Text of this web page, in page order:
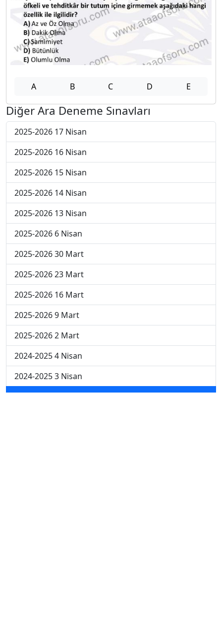
A B C D E
Diğer Ara Deneme Sınavları
2025-2026 17 Nisan
2025-2026 16 Nisan
2025-2026 15 Nisan
2025-2026 14 Nisan
2025-2026 13 Nisan
2025-2026 6 Nisan
2025-2026 30 Mart
2025-2026 23 Mart
2025-2026 16 Mart
2025-2026 9 Mart
2025-2026 2 Mart
2024-2025 4 Nisan
2024-2025 3 Nisan